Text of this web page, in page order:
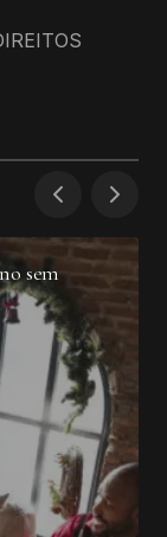
sem